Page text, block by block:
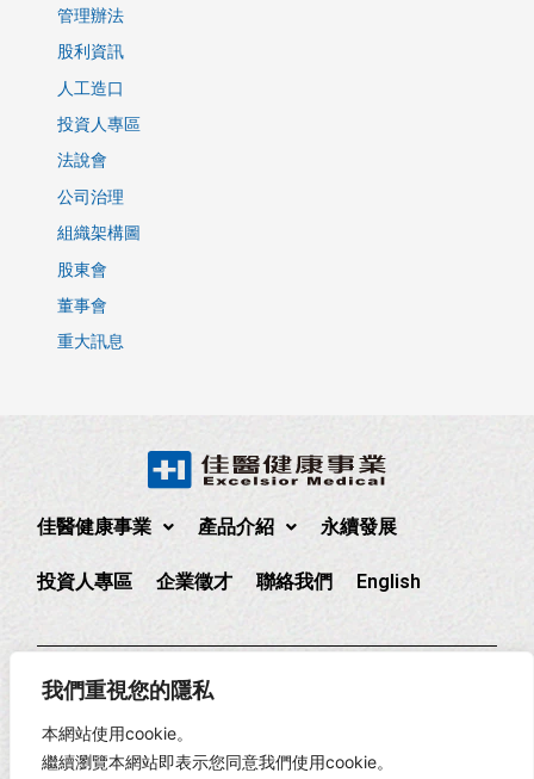
我們重視您的隱私
本網站使用cookie。
繼續瀏覽本網站即表示您同意我們使用cookie。
管理辦法
股利資訊
人工造口
投資人專區
法說會
公司治理
組織架構圖
股東會
董事會
重大訊息
佳醫健康事業 產品介紹 永續發展
投資人專區 企業徵才 聯絡我們 English
235 新北市中和區中正路880號17樓
17F., No. 880, Zhongzheng Rd., Zhonghe Dist., New Taipei
City, Taiwan